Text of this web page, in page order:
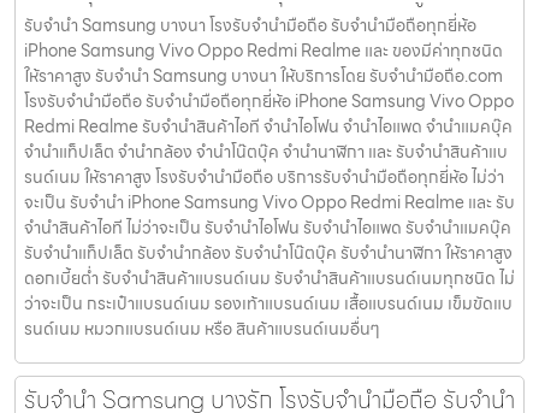
รับจำนำ Samsung บางนา โรงรับจำนำมือถือ รับจำนำมือถือทุกยี่ห้อ
iPhone Samsung Vivo Oppo Redmi Realme และ ของมีค่าทุกชนิด
ให้ราคาสูง รับจำนำ Samsung บางนา ให้บริการโดย รับจํานํามือถือ.com
โรงรับจำนำมือถือ รับจำนำมือถือทุกยี่ห้อ iPhone Samsung Vivo Oppo
Redmi Realme รับจำนำสินค้าไอที จำนำไอโฟน จำนำไอแพด จำนำแมคบุ๊ค
จำนำแท็ปเล็ต จำนำกล้อง จำนำโน๊ตบุ๊ค จำนำนาฬิกา และ รับจำนำสินค้าแบ
รนด์เนม ให้ราคาสูง โรงรับจำนำมือถือ บริการรับจำนำมือถือทุกยี่ห้อ ไม่ว่า
จะเป็น รับจำนำ iPhone Samsung Vivo Oppo Redmi Realme และ รับ
จำนำสินค้าไอที ไม่ว่าจะเป็น รับจำนำไอโฟน รับจำนำไอแพด รับจำนำแมคบุ๊ค
รับจำนำแท็ปเล็ต รับจำนำกล้อง รับจำนำโน๊ตบุ๊ค รับจำนำนาฬิกา ให้ราคาสูง
ดอกเบี้ยต่ำ รับจำนำสินค้าแบรนด์เนม รับจำนำสินค้าแบรนด์เนมทุกชนิด ไม่
ว่าจะเป็น กระเป๋าแบรนด์เนม รองเท้าแบรนด์เนม เสื้อแบรนด์เนม เข็มขัดแบ
รนด์เนม หมวกแบรนด์เนม หรือ สินค้าแบรนด์เนมอื่นๆ
รับจำนำ Samsung บางรัก โรงรับจำนำมือถือ รับจำนำ